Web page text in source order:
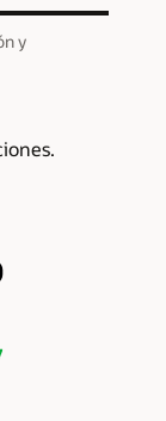
y